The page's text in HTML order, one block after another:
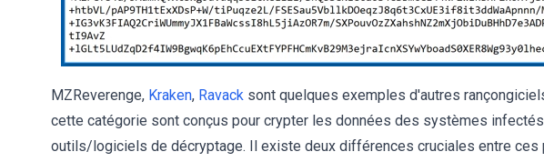
MZReverenge, Kraken, Ravack sont quelques exemples d'autres
cette catégorie sont conçus pour crypter les données des systèmes
outils/logiciels de décryptage. Il existe deux différences cruciales entre